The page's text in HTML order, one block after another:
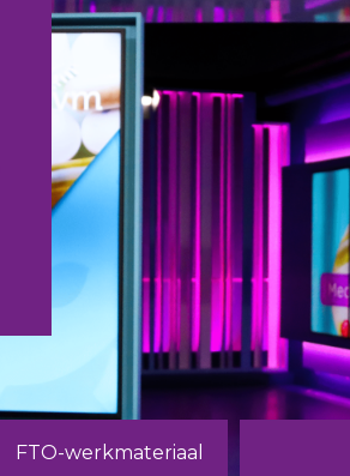
FTO-werkmateriaal